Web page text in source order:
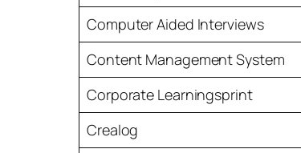
Computer Aided Interviews
Content Management System
Corporate Learningsprint
Crealog